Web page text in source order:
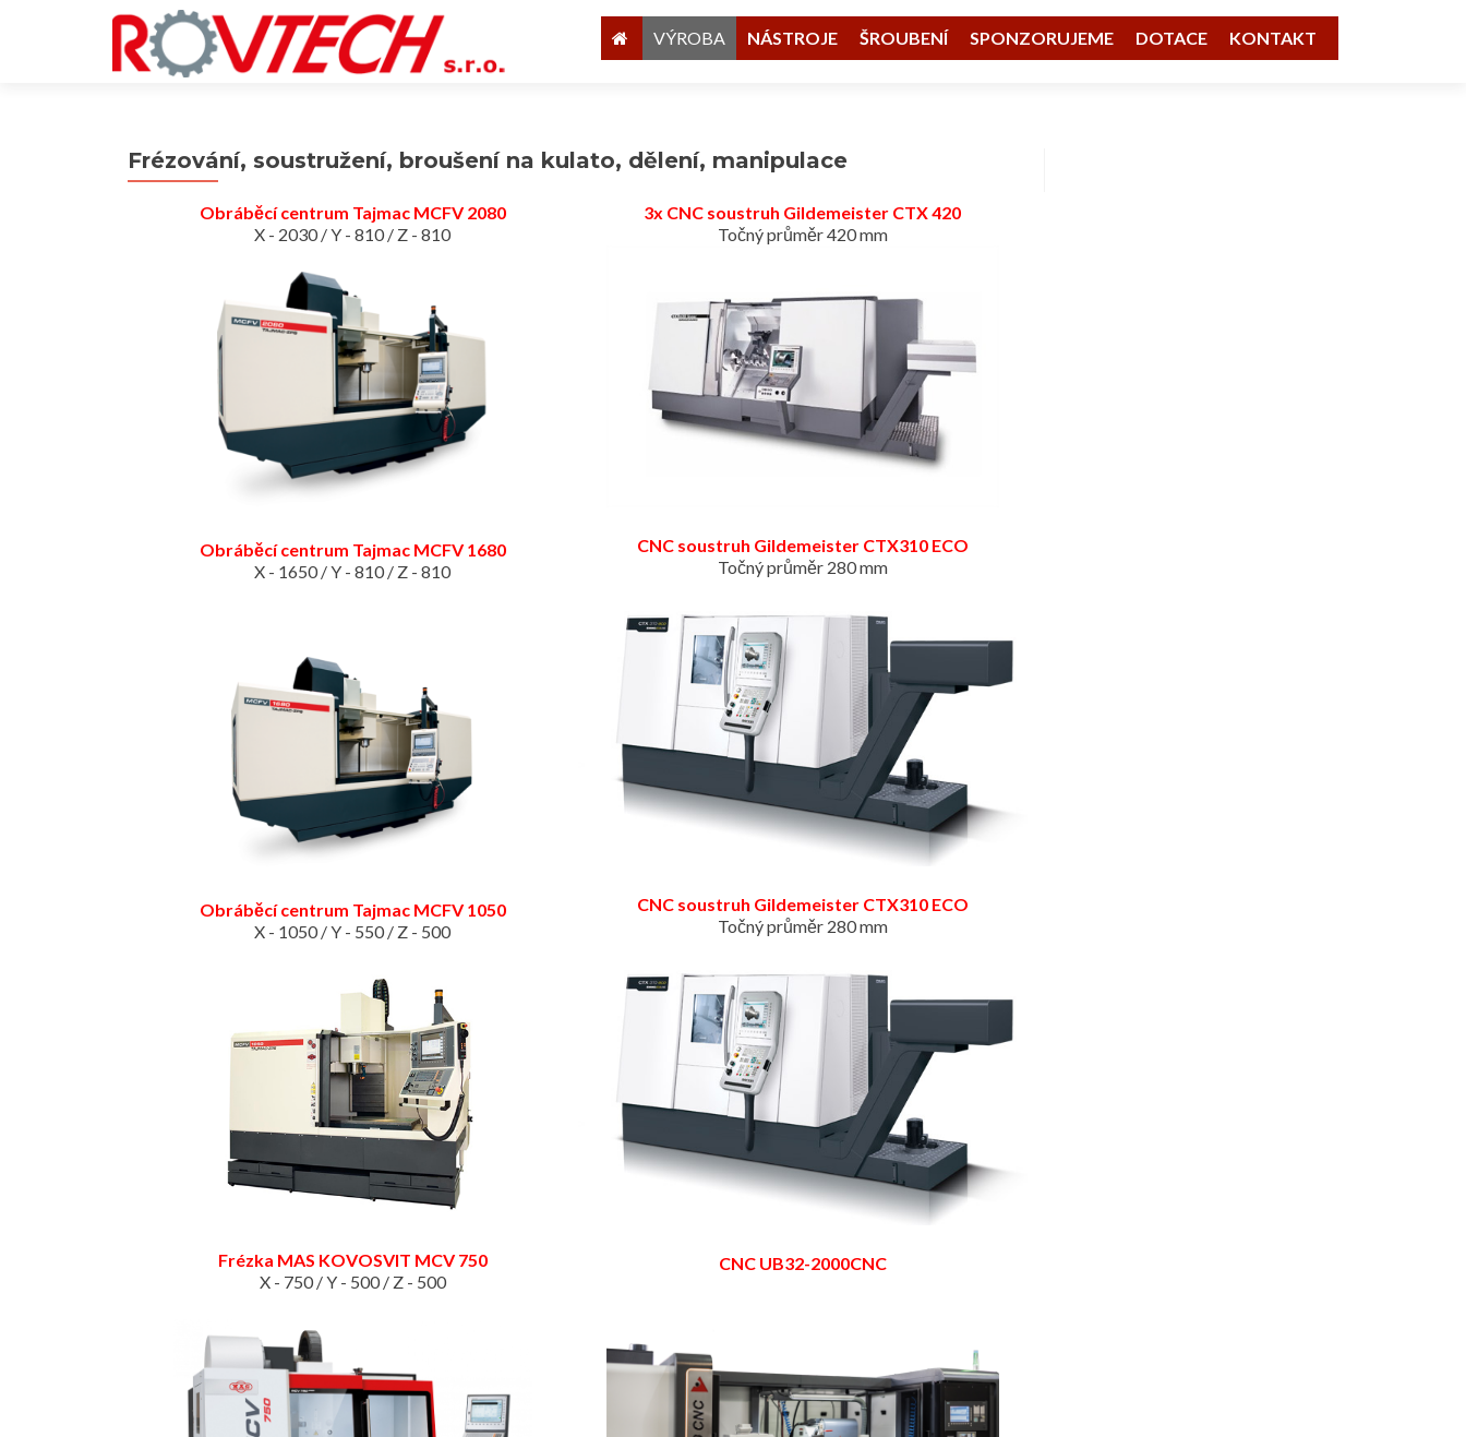
VÝROBA NÁSTROJE ŠROUBENÍ SPONZORUJEME DOTACE KONTAKT
Frézování, soustružení, broušení na kulato, dělení, manipulace
Obráběcí centrum Tajmac MCFV 2080
X - 2030 / Y - 810 / Z - 810
Obráběcí centrum Tajmac MCFV 1680
X - 1650 / Y - 810 / Z - 810
Obráběcí centrum Tajmac MCFV 1050
X - 1050 / Y - 550 / Z - 500
Frézka MAS KOVOSVIT MCV 750
X - 750 / Y - 500 / Z - 500
3x CNC soustruh Gildemeister CTX 420
Točný průměr 420 mm
CNC soustruh Gildemeister CTX310ECO
Točný průměr 280 mm
CNC soustruh Gildemeister CTX310ECO
Točný průměr 280 mm
CNC UB32-2000CNC